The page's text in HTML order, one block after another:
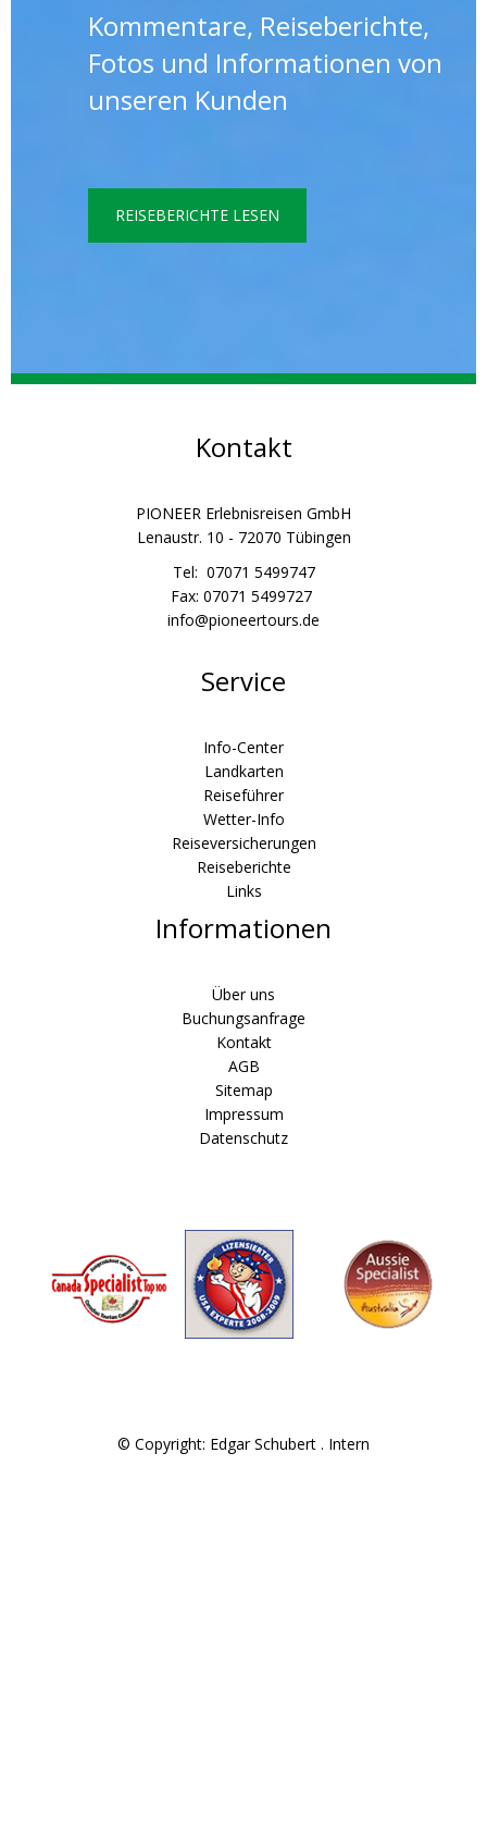
Kommentare, Reiseberichte,
Fotos und Informationen von
unseren Kunden
REISEBERICHTE LESEN
Kontakt
PIONEER Erlebnisreisen GmbH
Lenaustr. 10 - 72070 Tübingen
Tel: 07071 5499747
Fax: 07071 5499727
info@pioneertours.de
Service
Info-Center
Landkarten
Reiseführer
Wetter-Info
Reiseversicherungen
Reiseberichte
Links
Informationen
Über uns
Buchungsanfrage
Kontakt
AGB
Sitemap
Impressum
Datenschutz
© Copyright: Edgar Schubert . Intern